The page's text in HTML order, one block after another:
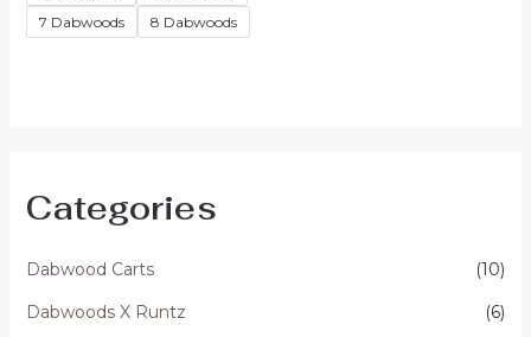
Categories
Dabwood Carts
(10)
Dabwoods X Runtz
(6)
7 Dabwoods
8 Dabwoods